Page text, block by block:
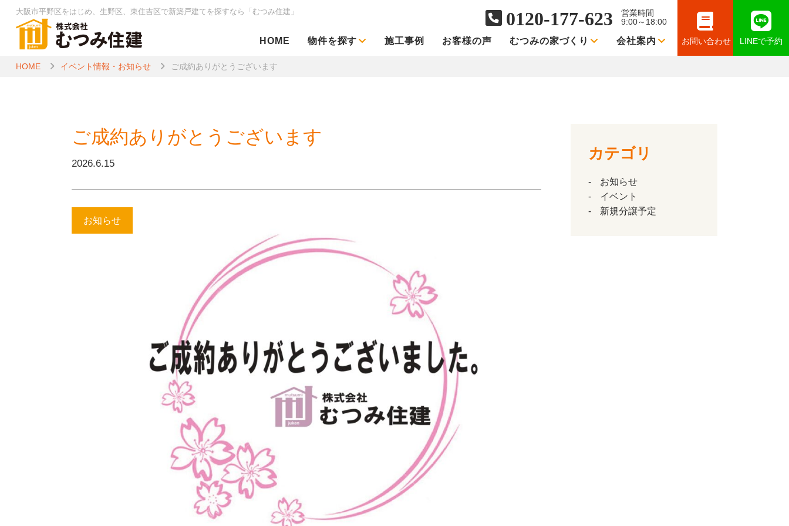
大阪市平野区をはじめ、生野区、東住吉区で新築戸建てを探すなら 「むつみ住建」 0120-177-623
営業時間
9:00～18:00
HOME 物件を探す 施工事例 お客様の声 むつみの家づくり 会社案内 お問い合わせ LINEで予約
HOME イベント情報・お知らせ ご成約ありがとうございます
ご成約ありがとうございます
2026.6.15
お知らせ
カテゴリ
お知らせ
イベント
新規分譲予定